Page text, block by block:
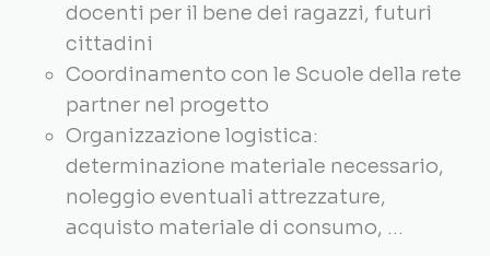
docenti per il bene dei ragazzi, futuri
cittadini
Coordinamento con le Scuole della rete
partner nel progetto
Organizzazione logistica:
determinazione materiale necessario,
noleggio eventuali attrezzature,
acquisto materiale di consumo, …